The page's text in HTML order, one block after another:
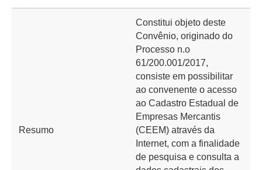
Resumo
Constitui objeto deste
Convênio, originado do
Processo n.o
61/200.001/2017,
consiste em possibilitar
ao convenente o acesso
ao Cadastro Estadual de
Empresas Mercantis
(CEEM) através da
Internet, com a finalidade
de pesquisa e consulta a